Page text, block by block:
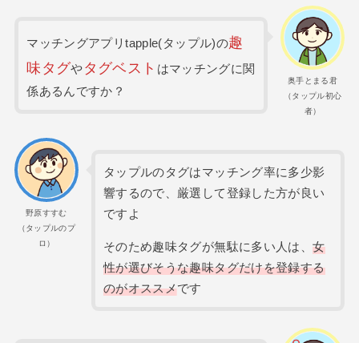
奥手とまる君
（タップル初心
者）
マッチングアプリtapple(タップル)の趣
味タグやタグベスト はマッチングに関
係あるんですか？
野原すすむ
（タップルのプ
ロ）
タップルのタグはマッチング率に多少影
響するので、厳選して登録した方が良い
ですよ
そのため趣味タグが無駄に多い人は、女
性が選びそうな趣味タグだけを登録する
のがオススメです